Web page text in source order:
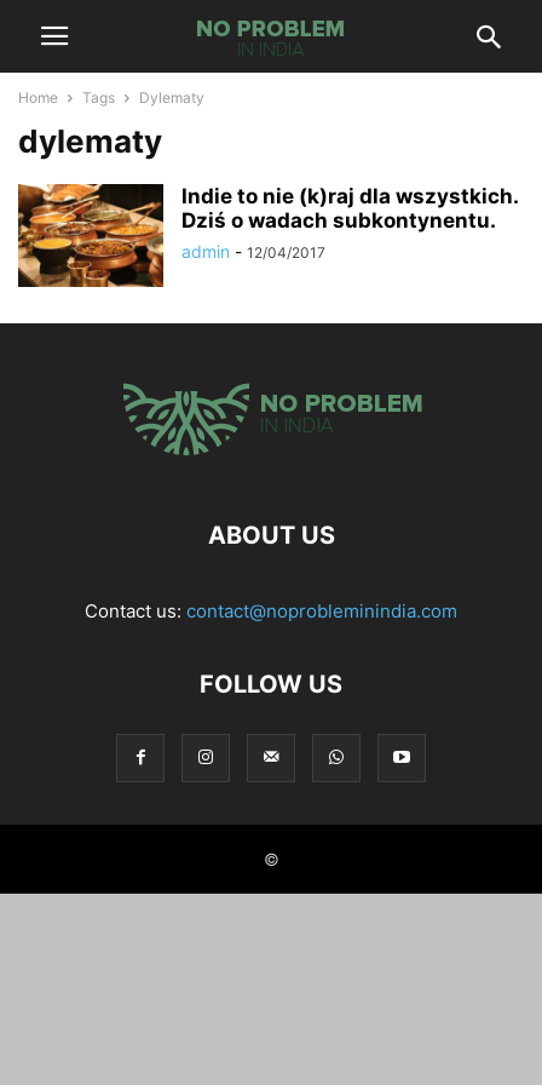
Home Tags Dylematy
dylematy
Indie to nie (k)raj dla wszystkich.
Dziś o wadach subkontynentu.
admin - 12/04/2017
ABOUT US
Contact us: contact@noprobleminindia.com
FOLLOW US
©